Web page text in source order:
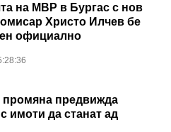
на МВР в Бургас с нов
Христо Илчев бе
официално
промяна предвижда
имоти да станат ад